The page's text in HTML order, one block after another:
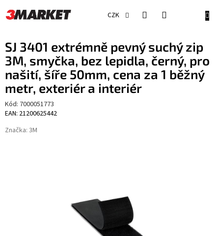
na
obsah
CZK
SJ 3401 extrémně pevný suchý zip
3M, smyčka, bez lepidla, černý, pro
našití, šíře 50mm, cena za 1 běžný
metr, exteriér a interiér
Kód: 7000051773
EAN: 21200625442
Značka: 3M